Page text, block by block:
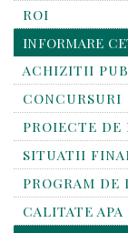
ROI
INFORMARE
ACHIZITII
CONCURSURI
PROIECTE
SITUATII
PROGRAM DE
CALITATE APA